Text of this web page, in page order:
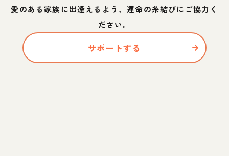
愛のある家族に出逢えるよう、運命の糸結びにご協力く
ださい。
サポートする